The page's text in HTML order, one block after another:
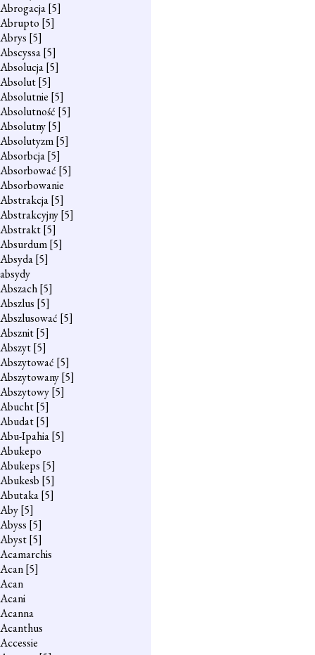
Abrogacja[5]
Abrupto [5]
Abrys [5]
Abscyssa[5]
Absolucja[5]
Absolut[5]
Absolutnie [5]
Absolutność [5]
Absolutny[5]
Absolutyzm[5]
Absorbcja[5]
Absorbować [5]
Absorbowanie
Abstrakcja[5]
Abstrakcyjny[5]
Abstrakt[5]
Absurdum[5]
Absyda[5]
absydy
Abszach[5]
Abszlus [5]
Abszlusować [5]
Absznit[5]
Abszyt[5]
Abszytować [5]
Abszytowany[5]
Abszytowy[5]
Abucht[5]
Abudat[5]
Abu-Ipahia[5]
Abukepo
Abukeps [5]
Abukesb [5]
Abutaka[5]
Aby[5]
Abyss [5]
Abyst[5]
Acamarchis
Acan[5]
Acan
Acani
Acanna
Acanthus
Accessie